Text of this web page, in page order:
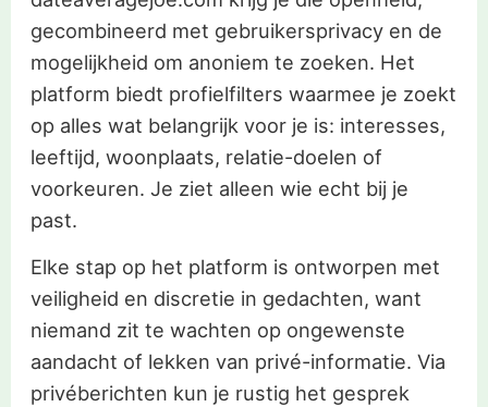
gecombineerd met gebruikersprivacy en de
mogelijkheid om anoniem te zoeken. Het
platform biedt profielfilters waarmee je zoekt
op alles wat belangrijk voor je is: interesses,
leeftijd, woonplaats, relatie-doelen of
voorkeuren. Je ziet alleen wie echt bij je
past.
Elke stap op het platform is ontworpen met
veiligheid en discretie in gedachten, want
niemand zit te wachten op ongewenste
aandacht of lekken van privé-informatie. Via
privéberichten kun je rustig het gesprek